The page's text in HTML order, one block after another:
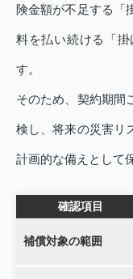
険金額が不足する「
料を払い続ける「
す。
そのため、契約期間
検し、将来の災害リ
計画的な備えとして
確認項目
補償対象の範囲